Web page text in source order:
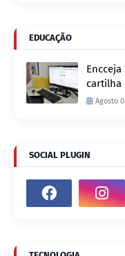
EDUCAÇÃO
cartilha
Agosto
SOCIAL PLUGIN